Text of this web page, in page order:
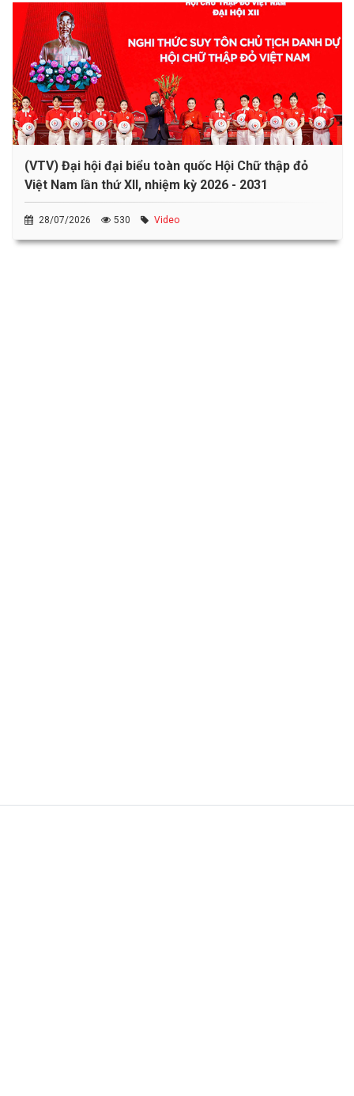
(VTV) Đại hội đại biểu toàn quốc Hội Chữ thập đỏ
Việt Nam lần thứ XII, nhiệm kỳ 2026 - 2031
28/07/2026 530 Video